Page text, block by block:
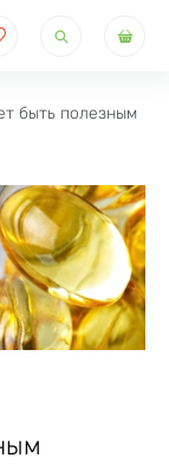
товаров
быть полезным